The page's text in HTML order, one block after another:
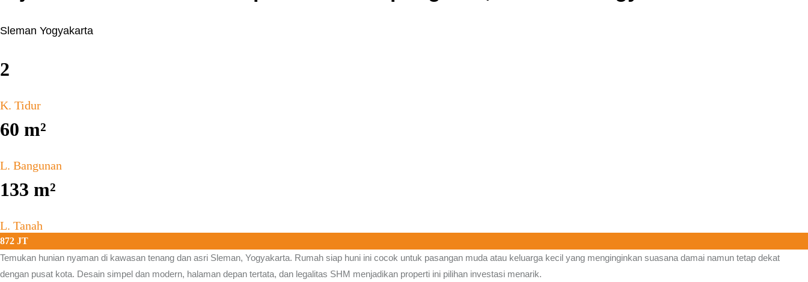
Sleman Yogyakarta
2
K. Tidur
60 m²
L. Bangunan
133 m²
L. Tanah
872 JT
Temukan hunian nyaman di kawasan tenang dan asri Sleman, Yogyakarta. Rumah siap huni ini cocok untuk pasangan muda atau keluarga kecil yang menginginkan suasana damai namun tetap dekat
dengan pusat kota. Desain simpel dan modern, halaman depan tertata, dan legalitas SHM menjadikan properti ini pilihan investasi menarik.